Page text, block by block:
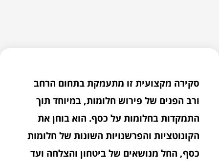
סקירה מקצועית זו מתעמקת בתחום הרחב
ורב הפנים של פירוש חלומות, במיוחד תוך
התמקדות בחלומות על כסף. הוא בוחן את
הקונוטציות והפרשנויות השונות של חלומות
כסף, החל מנושאים של ביטחון והצלחה ועד